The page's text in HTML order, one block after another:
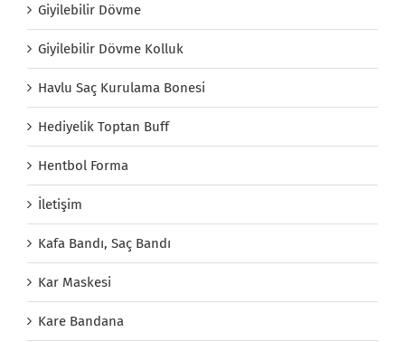
Giyilebilir Dövme
Giyilebilir Dövme Kolluk
Havlu Saç Kurulama Bonesi
Hediyelik Toptan Buff
Hentbol Forma
İletişim
Kafa Bandı, Saç Bandı
Kar Maskesi
Kare Bandana